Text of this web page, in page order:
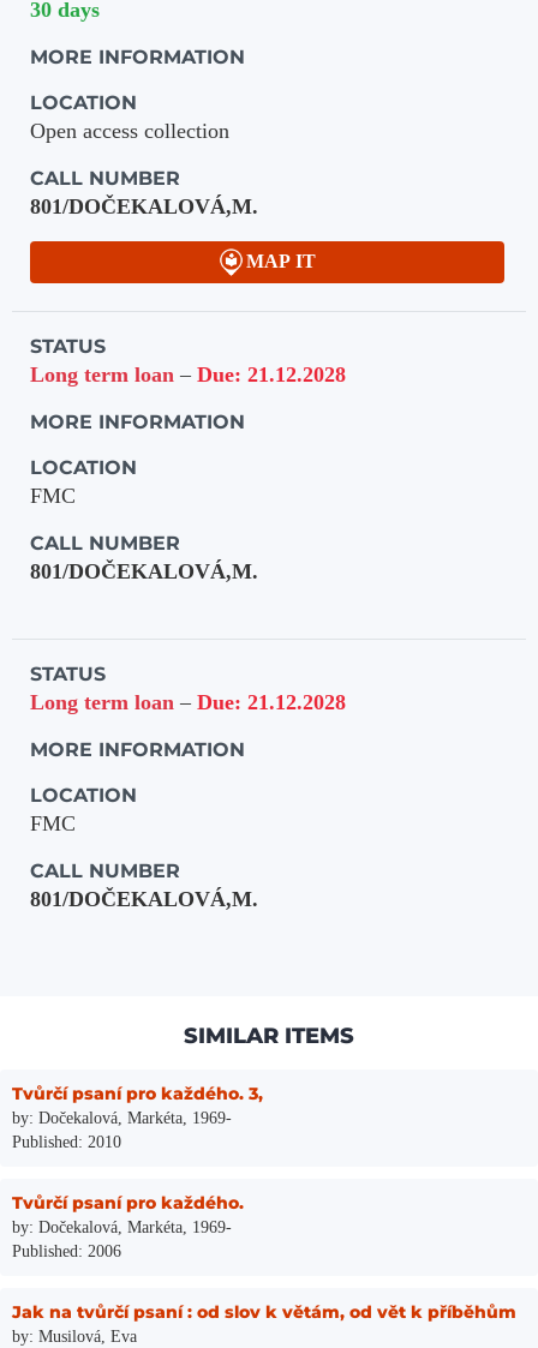
30 days
MORE INFORMATION
LOCATION
Open access collection
CALL NUMBER
801/DOČEKALOVÁ,M.
MAP IT
STATUS
Long term loan – Due: 21.12.2028
MORE INFORMATION
LOCATION
FMC
CALL NUMBER
801/DOČEKALOVÁ,M.
STATUS
Long term loan – Due: 21.12.2028
MORE INFORMATION
LOCATION
FMC
CALL NUMBER
801/DOČEKALOVÁ,M.
SIMILAR ITEMS
Tvůrčí psaní pro každého. 3,
by: Dočekalová, Markéta, 1969-
Published: 2010
Tvůrčí psaní pro každého.
by: Dočekalová, Markéta, 1969-
Published: 2006
Jak na tvůrčí psaní : od slov k větám, od vět k příběhům
by: Musilová, Eva